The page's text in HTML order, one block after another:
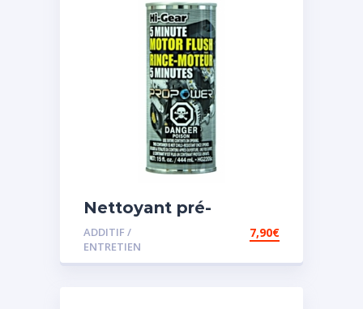
Nettoyant pré-
vidange
ADDITIF /
ENTRETIEN
7,90€